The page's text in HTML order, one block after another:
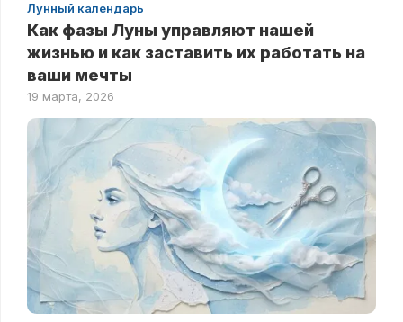
Лунный календарь
Как фазы Луны управляют нашей
жизнью и как заставить их работать на
ваши мечты
19 марта, 2026